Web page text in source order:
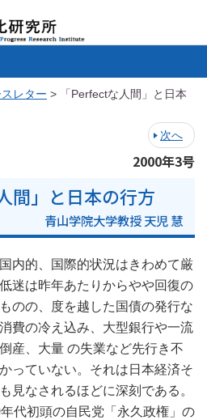
レター >
「Perfectな人間」と日本
次へ
2000年3号
間」と日本の行方
青山学院大学教授 天児 慧
内的、国際的状況はきわめて厳
迷は昨年あたりからやや回復の
のの、度を越した国債の発行な
費の冷え込み、大型銀行や一流
産、大量 の失業など先行き不
っていない。それは日本経済そ
見なされるほどに深刻である。
代初頭の自民党「永久政権」の